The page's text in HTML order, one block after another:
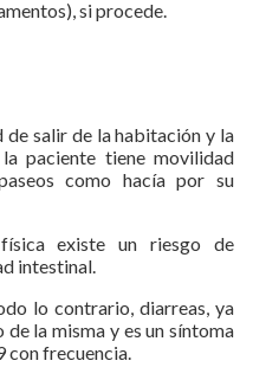
si procede.
salir de la habitación y la
paciente tiene movilidad
como hacía por su
existe un riesgo de
intestinal.
lo contrario, diarreas, ya
la misma y es un síntoma
frecuencia.